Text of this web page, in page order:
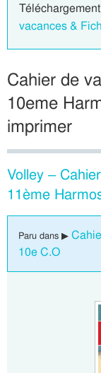
vacances &
Cahier de
10eme
imprimer
Volley –
11ème
Paru dans ▶
10e C.O